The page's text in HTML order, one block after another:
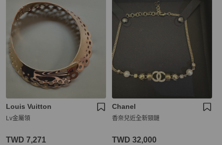
Louis Vuitton
Lv金屬領
TWD 7,271
Chanel
香奈兒近全新頸鏈
TWD 32,000